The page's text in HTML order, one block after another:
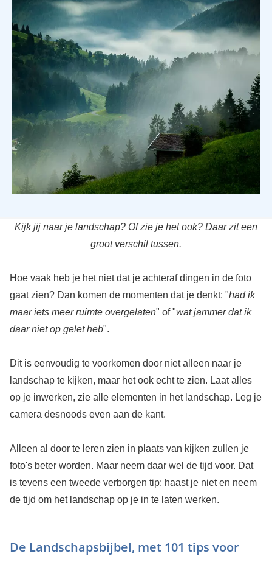
Kijk jij naar je landschap? Of zie je het ook? Daar zit een
groot verschil tussen.
Hoe vaak heb je het niet dat je achteraf dingen in de foto
gaat zien? Dan komen de momenten dat je denkt: "had ik
maar iets meer ruimte overgelaten" of "wat jammer dat ik
daar niet op gelet heb".
Dit is eenvoudig te voorkomen door niet alleen naar je
landschap te kijken, maar het ook echt te zien. Laat alles
op je inwerken, zie alle elementen in het landschap. Leg je
camera desnoods even aan de kant.
Alleen al door te leren zien in plaats van kijken zullen je
foto's beter worden. Maar neem daar wel de tijd voor. Dat
is tevens een tweede verborgen tip: haast je niet en neem
de tijd om het landschap op je in te laten werken.
De Landschapsbijbel, met 101 tips voor